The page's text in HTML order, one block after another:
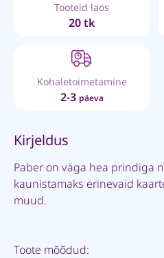
Tooteid laos
20 tk
Kohaletoimetamine
2-3 päeva
Kirjeldus
Paber on väga hea prindiga
kaunistamaks erinevaid
muud.
Toote mõõdud: